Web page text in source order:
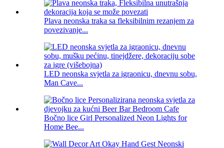
Plava neonska traka sa fleksibilnim rezanjem za
povezivanje...
LED neonska svjetla za igraonicu, dnevnu sobu,
Man Cave...
Bočno lice Girl Personalized Neon Lights for
Home Bee...